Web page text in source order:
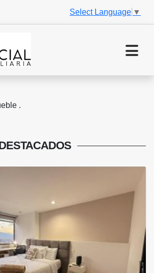
Select Language ▼
.